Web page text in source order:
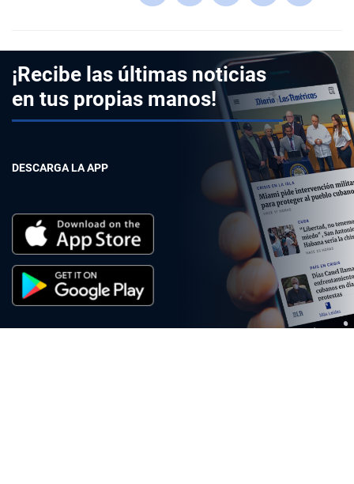
¡Recibe las últimas noticias
en tus propias manos!
DESCARGA LA APP